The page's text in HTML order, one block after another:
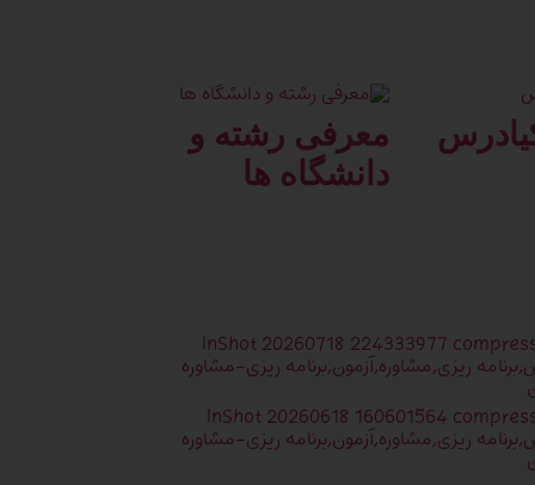
معرفی رشته و
دانشگاه ها